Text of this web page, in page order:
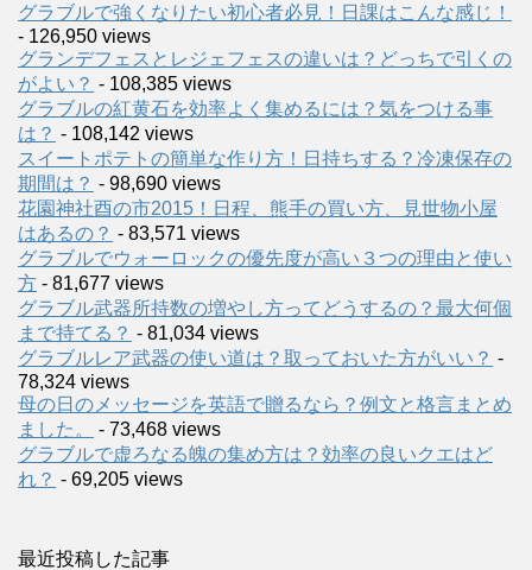
グラブルで強くなりたい初心者必見！日課はこんな感じ！
- 126,950 views
グランデフェスとレジェフェスの違いは？どっちで引くの
がよい？ - 108,385 views
グラブルの紅黄石を効率よく集めるには？気をつける事
は？ - 108,142 views
スイートポテトの簡単な作り方！日持ちする？冷凍保存の
期間は？ - 98,690 views
花園神社酉の市2015！日程、熊手の買い方、見世物小屋
はあるの？ - 83,571 views
グラブルでウォーロックの優先度が高い３つの理由と使い
方 - 81,677 views
グラブル武器所持数の増やし方ってどうするの？最大何個
まで持てる？ - 81,034 views
グラブルレア武器の使い道は？取っておいた方がいい？ -
78,324 views
母の日のメッセージを英語で贈るなら？例文と格言まとめ
ました。
- 73,468 views
グラブルで虚ろなる魄の集め方は？効率の良いクエはど
れ？ - 69,205 views
最近投稿した記事